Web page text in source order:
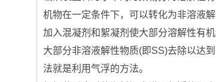
机物在一定条件下，可以转化为非溶液
加入混凝剂和絮凝剂使大部分溶解性有
大部分非溶液解性物质(即SS)去除以达
法就是利用气浮的方法。